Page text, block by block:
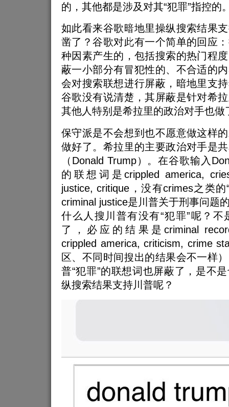
的，其他都是涉及对其“犯罪”指控的
如此看来谷歌暗地里操纵搜索结果
凿了？谷歌对此有一个简单的回应
种因素产生的，包括搜索的热门程
蔽一小部分有冒犯性的、不合适的
会对搜索联想进行屏蔽，暗地里支
谷歌没有说清楚，其屏蔽是针对希
其他人特别是希拉里的政治对手也做
保守派是不会想到也不愿意做这样
做好了。希拉里的主要政治对手是
（Donald Trump）。在谷歌输入
的联想词是crippled america,
justice, critique，没有crimes之类
criminal justice是川普关于刑事问题
什么人搜川普有没有“犯罪”呢？不
了，必应的结果是criminal
crippled america, criticism, crime
区、不同时间搜出的结果会不一样
普“犯罪”的联想词也屏蔽了，是不
纵搜索结果支持川普呢？